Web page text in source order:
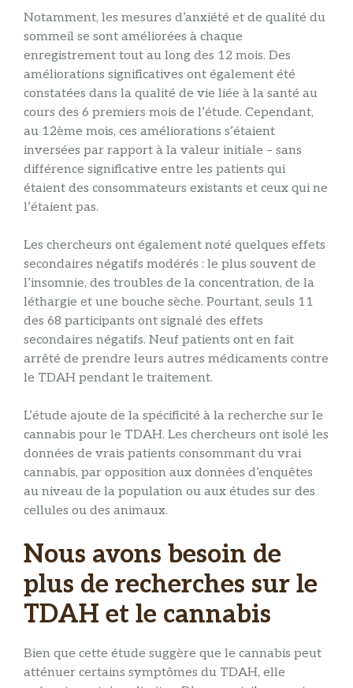
Notamment, les mesures d’anxiété et de qualité du
sommeil se sont améliorées à chaque
enregistrement tout au long des 12 mois. Des
améliorations significatives ont également été
constatées dans la qualité de vie liée à la santé au
cours des 6 premiers mois de l’étude. Cependant,
au 12ème mois, ces améliorations s’étaient
inversées par rapport à la valeur initiale – sans
différence significative entre les patients qui
étaient des consommateurs existants et ceux qui ne
l’étaient pas.
Les chercheurs ont également noté quelques effets
secondaires négatifs modérés : le plus souvent de
l’insomnie, des troubles de la concentration, de la
léthargie et une bouche sèche. Pourtant, seuls 11
des 68 participants ont signalé des effets
secondaires négatifs. Neuf patients ont en fait
arrêté de prendre leurs autres médicaments contre
le TDAH pendant le traitement.
L’étude ajoute de la spécificité à la recherche sur le
cannabis pour le TDAH. Les chercheurs ont isolé les
données de vrais patients consommant du vrai
cannabis, par opposition aux données d’enquêtes
au niveau de la population ou aux études sur des
cellules ou des animaux.
Nous avons besoin de
plus de recherches sur le
TDAH et le cannabis
Bien que cette étude suggère que le cannabis peut
atténuer certains symptômes du TDAH, elle